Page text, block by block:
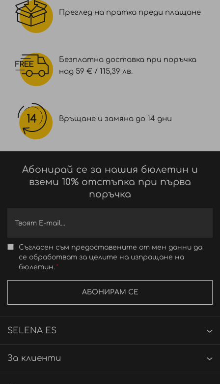
Преглед на пратка преди плащане
Безплатна доставка при поръчка
над 59 € / 115,39 лв.
Връщане и замяна до 14 дни
Абонирай се за нашия бюлетин и
вземи 10% отстъпка при първа
поръчка
Съгласен съм предоставените от мен данни да
се обработват за целите на изпращане на
бюлетин.
АБОНИРАМ СЕ
SELENA ES
За клиенти